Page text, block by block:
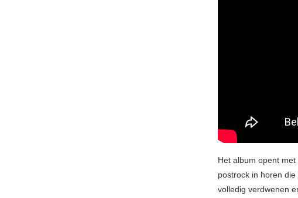
Het album opent
postrock in horen
volledig verdwenen